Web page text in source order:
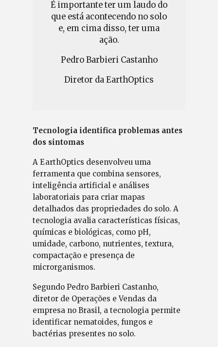
É importante ter um laudo do
que está acontecendo no solo
e, em cima disso, ter uma
ação.
Pedro Barbieri Castanho
Diretor da EarthOptics
Tecnologia identifica problemas antes
dos sintomas
A EarthOptics desenvolveu uma
ferramenta que combina sensores,
inteligência artificial e análises
laboratoriais para criar mapas
detalhados das propriedades do solo. A
tecnologia avalia características físicas,
químicas e biológicas, como pH,
umidade, carbono, nutrientes, textura,
compactação e presença de
microrganismos.
Segundo Pedro Barbieri Castanho,
diretor de Operações e Vendas da
empresa no Brasil, a tecnologia permite
identificar nematoides, fungos e
bactérias presentes no solo.